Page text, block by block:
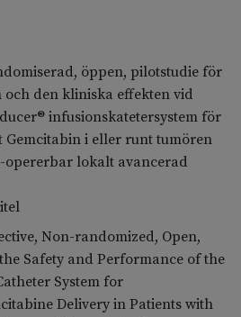
öppen, pilotstudie för
och den kliniska effekten vid
infusionskatetersystem för
Gemcitabin i eller runt tumören
opererbar lokalt avancerad
Non-randomized, Open,
Safety and Performance of the
System for
Delivery in Patients with